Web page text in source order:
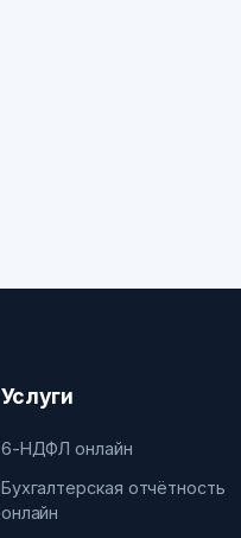
Услуги
6-НДФЛ онлайн
Бухгалтерская отчётность
онлайн